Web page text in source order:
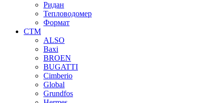
Ридан
Тепловодомер
Формат
СТМ
ALSO
Baxi
BROEN
BUGATTI
Cimberio
Global
Grundfos